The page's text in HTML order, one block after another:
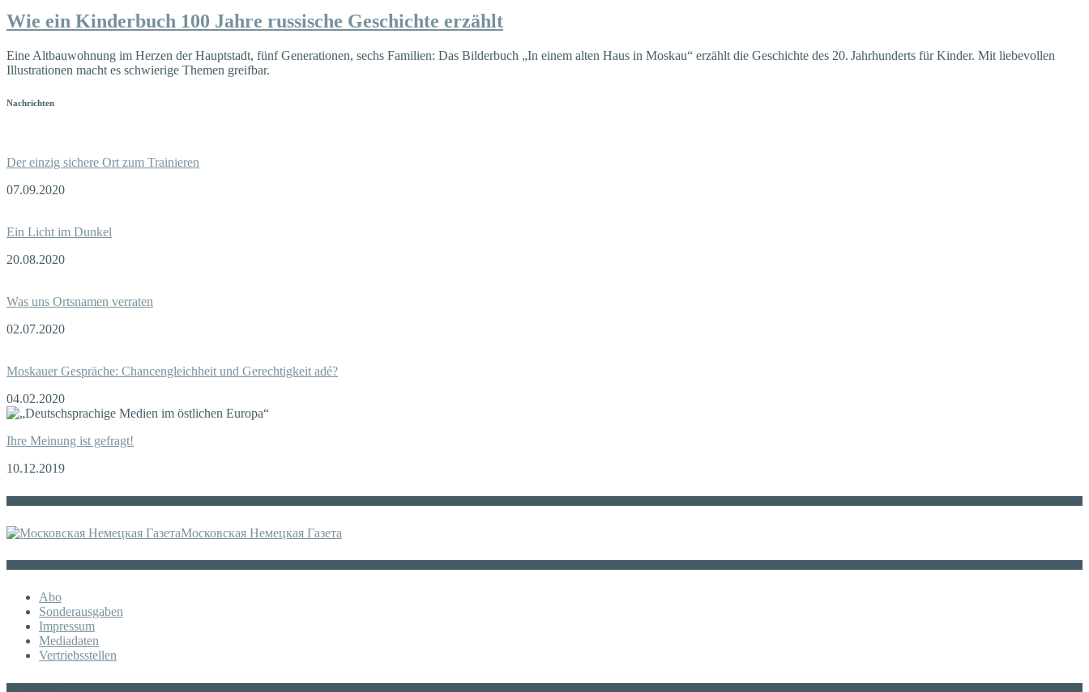
Wie ein Kinderbuch 100 Jahre russische Geschichte erzählt
Eine Altbauwohnung im Herzen der Hauptstadt, fünf Generationen, sechs Familien: Das Bilderbuch „In einem alten Haus in Moskau“ erzählt die Geschichte des 20. Jahrhunderts für Kinder. Mit liebevollen
Illustrationen macht es schwierige Themen greifbar.
Nachrichten
Der einzig sichere Ort zum Trainieren
07.09.2020
Ein Licht im Dunkel
20.08.2020
Was uns Ortsnamen verraten
02.07.2020
Moskauer Gespräche: Chancengleichheit und Gerechtigkeit adé?
04.02.2020
Ihre Meinung ist gefragt!
10.12.2019
Московская Немецкая Газета
Abo
Sonderausgaben
Impressum
Mediadaten
Vertriebsstellen